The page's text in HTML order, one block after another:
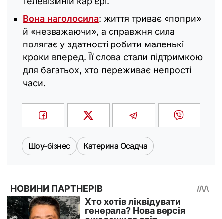
Вона наголосила: життя триває «попри»
й «незважаючи», а справжня сила
полягає у здатності робити маленькі
кроки вперед. Її слова стали підтримкою
для багатьох, хто переживає непрості
часи.
Шоу-бізнес Катерина Осадча